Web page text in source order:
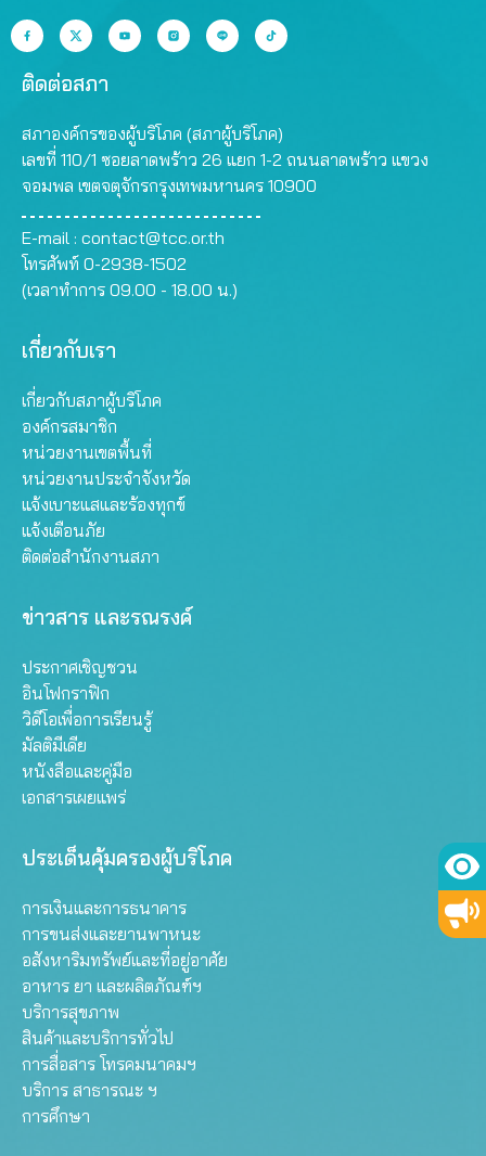
ติดต่อสภา
สภาองค์กรของผู้บริโภค (สภาผู้บริโภค)
เลขที่ 110/1 ซอยลาดพร้าว 26 แยก 1-2 ถนนลาดพร้าว แขวง
จอมพล เขตจตุจักรกรุงเทพมหานคร 10900
E-mail : contact@tcc.or.th
โทรศัพท์ 0-2938-1502
(เวลาทำการ 09.00 - 18.00 น.)
เกี่ยวกับเรา
เกี่ยวกับสภาผู้บริโภค
องค์กรสมาชิก
หน่วยงานเขตพื้นที่
หน่วยงานประจำจังหวัด
แจ้งเบาะแสและร้องทุกข์
แจ้งเตือนภัย
ติดต่อสำนักงานสภา
ข่าวสาร และรณรงค์
ประกาศเชิญชวน
อินโฟกราฟิก
วิดีโอเพื่อการเรียนรู้
มัลติมีเดีย
หนังสือและคู่มือ
เอกสารเผยแพร่
ประเด็นคุ้มครองผู้บริโภค
การเงินและการธนาคาร
การขนส่งและยานพาหนะ
อสังหาริมทรัพย์และที่อยู่อาศัย
อาหาร ยา และผลิตภัณฑ์ฯ
บริการสุขภาพ
สินค้าและบริการทั่วไป
การสื่อสาร โทรคมนาคมฯ
บริการ สาธารณะ ฯ
การศึกษา